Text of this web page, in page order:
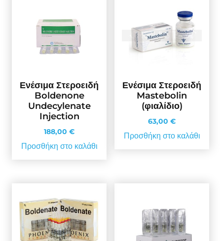
Ενέσιμα Στεροειδή
Boldenone
Undecylenate
Injection
188,00 €
Προσθήκη στο καλάθι
Ενέσιμα Στεροειδή
Mastebolin
(φιαλίδιο)
63,00 €
Προσθήκη στο καλάθι